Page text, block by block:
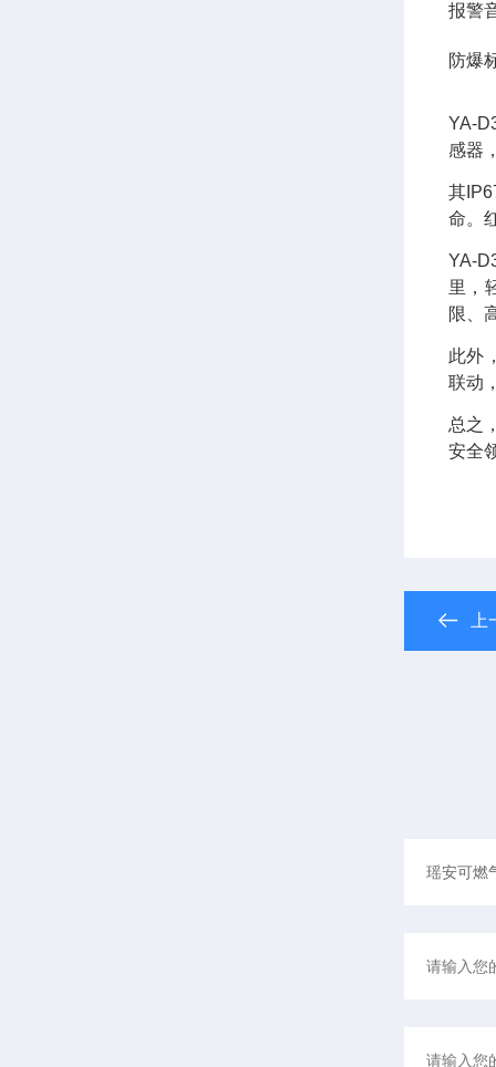
报警
防爆
YA-
感器
其
命。
YA-
里，
限、
此外
联动
总之
安全